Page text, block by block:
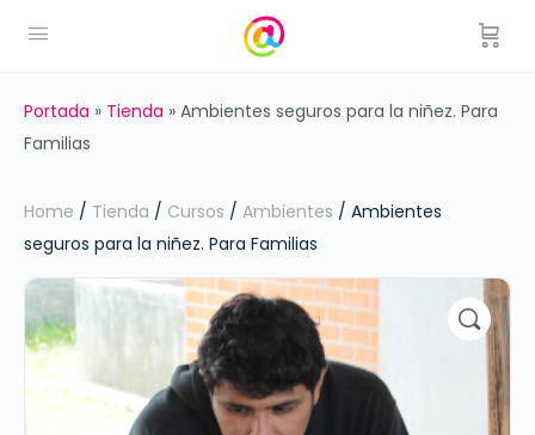
Portada » Tienda » Ambientes seguros para la niñez. Para
Familias
Home / Tienda / Cursos / Ambientes / Ambientes
seguros para la niñez. Para Familias